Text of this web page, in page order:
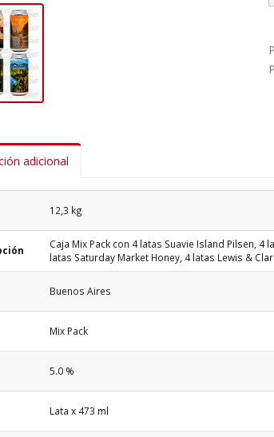
adicional
12,3 kg
Caja Mix Pack con 4 latas Suavie Island Pilsen,
latas Saturday Market Honey, 4 latas Lewis &
Buenos Aires
Mix Pack
5.0 %
Lata x 473 ml